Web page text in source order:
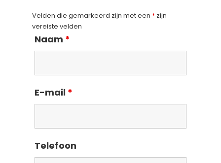
Velden die gemarkeerd zijn met een * zijn
vereiste velden
Naam *
E-mail *
Telefoon